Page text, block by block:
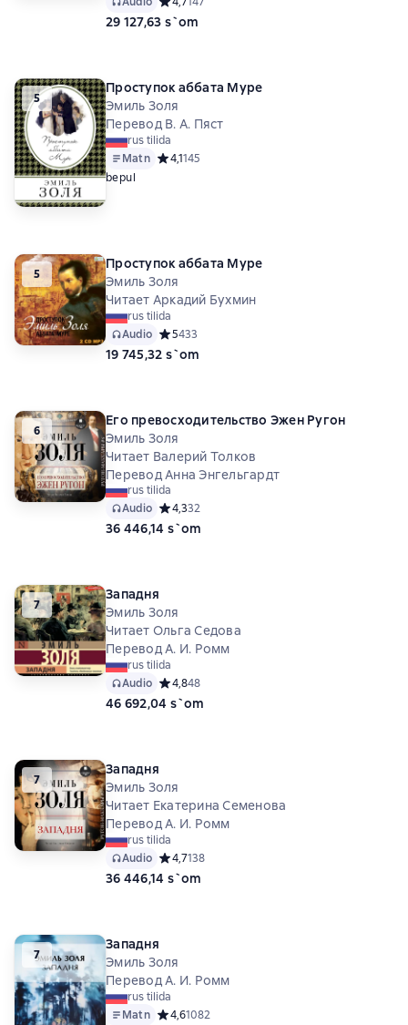
29 127,63 s`om
5
Проступок аббата Муре
Эмиль Золя
Перевод В. А. Пяст
rus tilida
Matn Средний рейтинг 4,1 на основе 145 оценок
4,1145
bepul
5
Проступок аббата Муре
Эмиль Золя
Читает Аркадий Бухмин
rus tilida
Audio Средний рейтинг 5 на основе 433 оценок
5433
19 745,32 s`om
6
Его превосходительство Эжен Ругон
Эмиль Золя
Читает Валерий Толков
Перевод Анна Энгельгардт
rus tilida
Audio Средний рейтинг 4,3 на основе 32 оценок
4,332
36 446,14 s`om
7
Западня
Эмиль Золя
Читает Ольга Седова
Перевод А. И. Ромм
rus tilida
Audio Средний рейтинг 4,8 на основе 48 оценок
4,848
46 692,04 s`om
7
Западня
Эмиль Золя
Читает Екатерина Семенова
Перевод А. И. Ромм
rus tilida
Audio Средний рейтинг 4,7 на основе 138 оценок
4,7138
36 446,14 s`om
7
Западня
Эмиль Золя
Перевод А. И. Ромм
rus tilida
Matn Средний рейтинг 4,6 на основе 1082 оценок
4,61082